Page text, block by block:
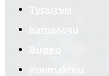
Каталози
Видео
Контакти